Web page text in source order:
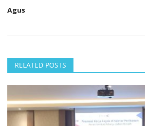
Agus
RELATED POSTS